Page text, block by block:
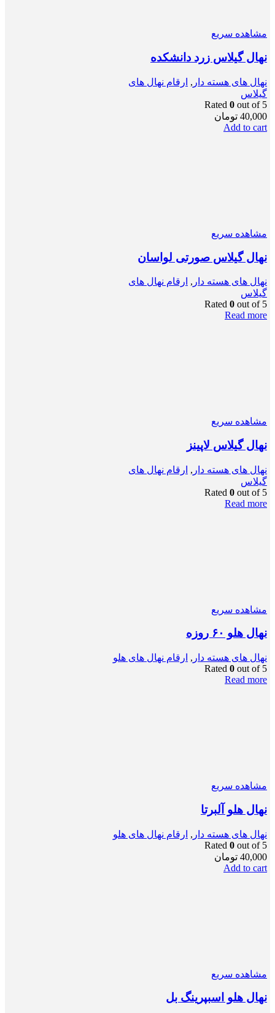
مشاهده سریع
نهال گیلاس زرد دانشکده
نهال های هسته دار , ارقام نهال های
گیلاس
Rated 0 out of 5
40,000 تومان
Add to cart
مشاهده سریع
نهال گیلاس صورتی لواسان
نهال های هسته دار , ارقام نهال های
گیلاس
Rated 0 out of 5
Read more
مشاهده سریع
نهال گیلاس لاپینز
نهال های هسته دار , ارقام نهال های
گیلاس
Rated 0 out of 5
Read more
مشاهده سریع
نهال هلو ۶۰ روزه
نهال های هسته دار , ارقام نهال های هلو
Rated 0 out of 5
Read more
مشاهده سریع
نهال هلو آلبرتا
نهال های هسته دار , ارقام نهال های هلو
Rated 0 out of 5
40,000 تومان
Add to cart
مشاهده سریع
نهال هلو اسبپرینگ بل